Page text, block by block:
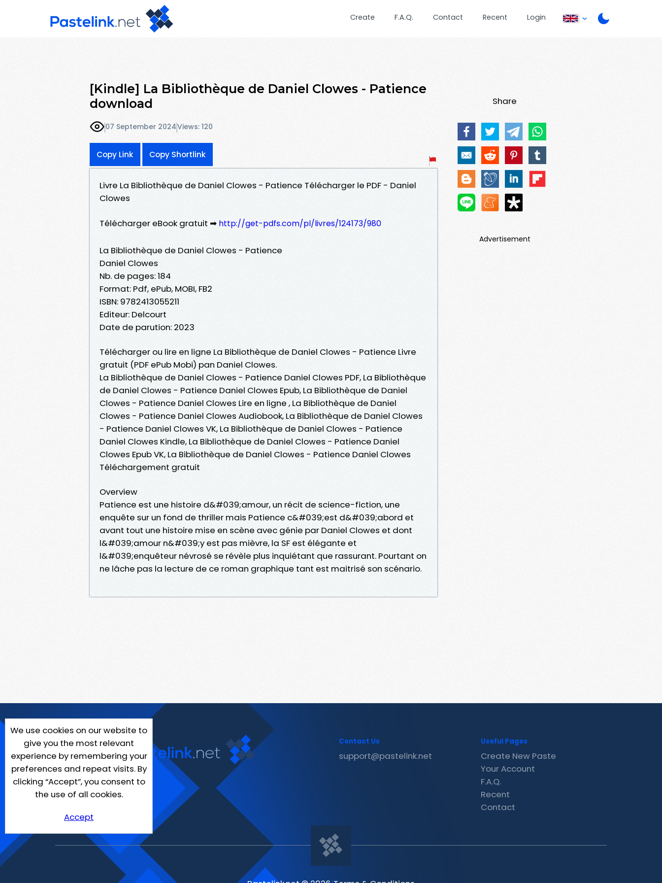
Create F.A.Q. Contact Recent Login
[Kindle] La Bibliothèque de Daniel Clowes - Patience
download
07 September 2024Views: 120
Copy Link Copy Shortlink
Livre La Bibliothèque de Daniel Clowes - Patience Télécharger le PDF - Daniel
Clowes
Télécharger eBook gratuit ➡ http://get-pdfs.com/pl/livres/124173/980
La Bibliothèque de Daniel Clowes - Patience
Daniel Clowes
Nb. de pages: 184
Format: Pdf, ePub, MOBI, FB2
ISBN: 9782413055211
Editeur: Delcourt
Date de parution: 2023
Télécharger ou lire en ligne La Bibliothèque de Daniel Clowes - Patience Livre
gratuit (PDF ePub Mobi) pan Daniel Clowes.
La Bibliothèque de Daniel Clowes - Patience Daniel Clowes PDF, La Bibliothèque
de Daniel Clowes - Patience Daniel Clowes Epub, La Bibliothèque de Daniel
Clowes - Patience Daniel Clowes Lire en ligne , La Bibliothèque de Daniel
Clowes - Patience Daniel Clowes Audiobook, La Bibliothèque de Daniel Clowes
- Patience Daniel Clowes VK, La Bibliothèque de Daniel Clowes - Patience
Daniel Clowes Kindle, La Bibliothèque de Daniel Clowes - Patience Daniel
Clowes Epub VK, La Bibliothèque de Daniel Clowes - Patience Daniel Clowes
Téléchargement gratuit
Overview
Patience est une histoire d&#039;amour, un récit de science-fiction, une
enquête sur un fond de thriller mais Patience c&#039;est d&#039;abord et
avant tout une histoire mise en scène avec génie par Daniel Clowes et dont
l&#039;amour n&#039;y est pas mièvre, la SF est élégante et
l&#039;enquêteur névrosé se révèle plus inquiétant que rassurant. Pourtant on
ne lâche pas la lecture de ce roman graphique tant est maitrisé son scénario.
Share
Advertisement
We use cookies on our website to
give you the most relevant
experience by remembering your
preferences and repeat visits. By
clicking “Accept”, you consent to
the use of all cookies.
Accept
Contact Us
support@pastelink.net
Useful Pages
Create New Paste
Your Account
F.A.Q.
Recent
Contact